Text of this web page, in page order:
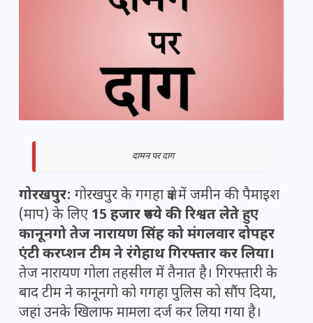
दामन पर दाग
गोरखपुर: गोरखपुर के गगहा क्षेत्र में जमीन की पैमाइश
(माप) के लिए 15 हजार रुपये की रिश्वत लेते हुए
कानूनगो तेज नारायण सिंह को मंगलवार दोपहर
एंटी करप्शन टीम ने रंगेहाथ गिरफ्तार कर लिया।
तेज नारायण गोला तहसील में तैनात है। गिरफ्तारी के
बाद टीम ने कानूनगो को गगहा पुलिस को सौंप दिया,
जहां उनके खिलाफ मामला दर्ज कर लिया गया है।